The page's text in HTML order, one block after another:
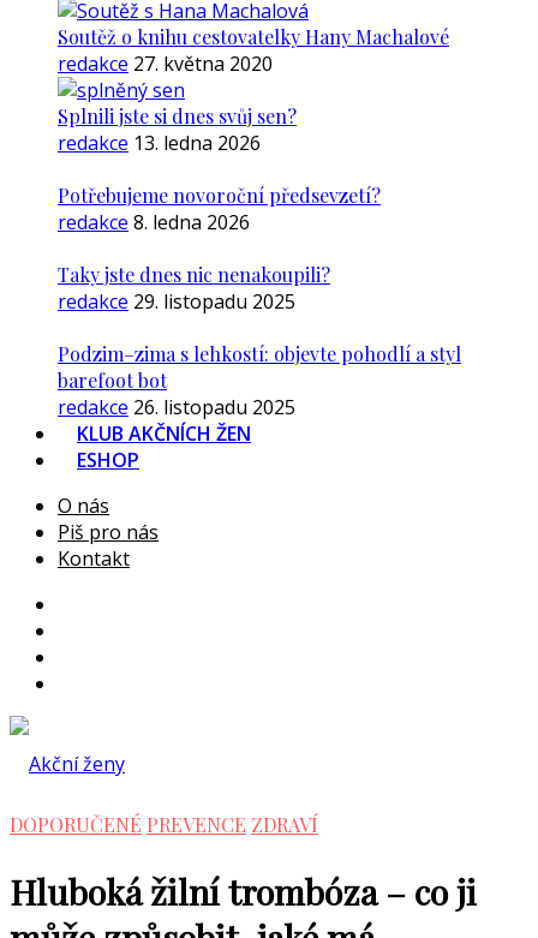
Soutěž o knihu cestovatelky Hany Machalové
redakce 27. května 2020
Splnili jste si dnes svůj sen?
redakce 13. ledna 2026
Potřebujeme novoroční předsevzetí?
redakce 8. ledna 2026
Taky jste dnes nic nenakoupili?
redakce 29. listopadu 2025
Podzim–zima s lehkostí: objevte pohodlí a styl
barefoot bot
redakce 26. listopadu 2025
KLUB AKČNÍCH ŽEN
ESHOP
O nás
Piš pro nás
Kontakt
DOPORUČENÉ PREVENCE ZDRAVÍ
Hluboká žilní trombóza – co ji